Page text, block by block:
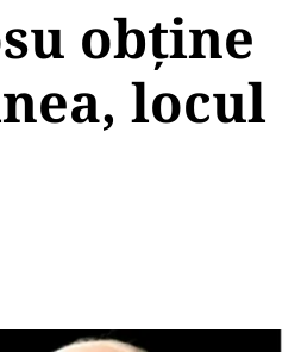
obţine
locul